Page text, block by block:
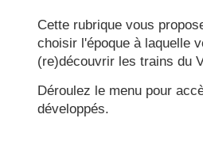
Cette rubrique vous
choisir l'époque à laquelle
(re)découvrir les trains du
Déroulez le menu pour
développés.